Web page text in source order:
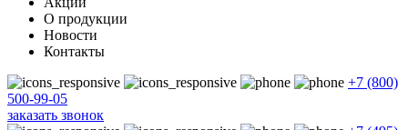
О продукции
Новости
Контакты
+7 (800)
500-99-05
заказать звонок